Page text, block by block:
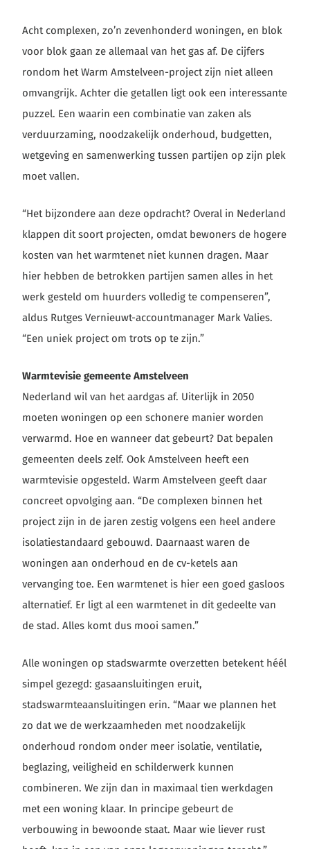
Acht complexen, zo’n zevenhonderd woningen, en blok
voor blok gaan ze allemaal van het gas af. De cijfers
rondom het Warm Amstelveen-project zijn niet alleen
omvangrijk. Achter die getallen ligt ook een interessante
puzzel. Een waarin een combinatie van zaken als
verduurzaming, noodzakelijk onderhoud, budgetten,
wetgeving en samenwerking tussen partijen op zijn plek
moet vallen.
“Het bijzondere aan deze opdracht? Overal in Nederland
klappen dit soort projecten, omdat bewoners de hogere
kosten van het warmtenet niet kunnen dragen. Maar
hier hebben de betrokken partijen samen alles in het
werk gesteld om huurders volledig te compenseren”,
aldus Rutges Vernieuwt-accountmanager Mark Valies.
“Een uniek project om trots op te zijn.”
Warmtevisie gemeente Amstelveen
Nederland wil van het aardgas af. Uiterlijk in 2050
moeten woningen op een schonere manier worden
verwarmd. Hoe en wanneer dat gebeurt? Dat bepalen
gemeenten deels zelf. Ook Amstelveen heeft een
warmtevisie opgesteld. Warm Amstelveen geeft daar
concreet opvolging aan. “De complexen binnen het
project zijn in de jaren zestig volgens een heel andere
isolatiestandaard gebouwd. Daarnaast waren de
woningen aan onderhoud en de cv-ketels aan
vervanging toe. Een warmtenet is hier een goed gasloos
alternatief. Er ligt al een warmtenet in dit gedeelte van
de stad. Alles komt dus mooi samen.”
Alle woningen op stadswarmte overzetten betekent héél
simpel gezegd: gasaansluitingen eruit,
stadswarmteaansluitingen erin. “Maar we plannen het
zo dat we de werkzaamheden met noodzakelijk
onderhoud rondom onder meer isolatie, ventilatie,
beglazing, veiligheid en schilderwerk kunnen
combineren. We zijn dan in maximaal tien werkdagen
met een woning klaar. In principe gebeurt de
verbouwing in bewoonde staat. Maar wie liever rust